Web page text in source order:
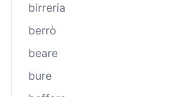
birreria
berrò
beare
bure